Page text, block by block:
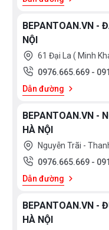
điện
HÃNG
Faber
Rinnai
Bosch
BEPANTOAN.VN -
NỘI
61 Đại La ( Minh
0976.665.669 -
Dẫn đường
BEPANTOAN.VN -
HÀ NỘI
Nguyễn Trãi -
0976.665.669 -
Dẫn đường
BEPANTOAN.VN -
HÀ NỘI